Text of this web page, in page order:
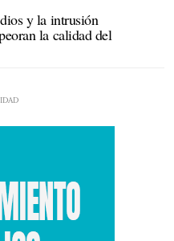
y la intrusión
la calidad del